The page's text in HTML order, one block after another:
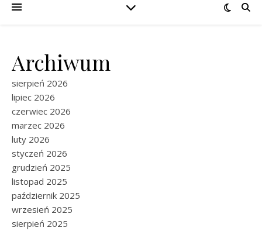
Archiwum
sierpień 2026
lipiec 2026
czerwiec 2026
marzec 2026
luty 2026
styczeń 2026
grudzień 2025
listopad 2025
październik 2025
wrzesień 2025
sierpień 2025